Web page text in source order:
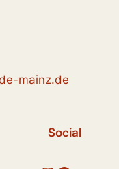
mainz.de
Social